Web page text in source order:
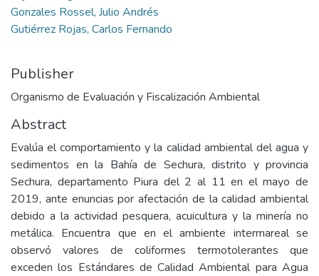
Gonzales Rossel, Julio Andrés
Gutiérrez Rojas, Carlos Fernando
Publisher
Organismo de Evaluación y Fiscalización Ambiental
Abstract
Evalúa el comportamiento y la calidad ambiental del agua y
sedimentos en la Bahía de Sechura, distrito y provincia
Sechura, departamento Piura del 2 al 11 en el mayo de
2019, ante enuncias por afectación de la calidad ambiental
debido a la actividad pesquera, acuicultura y la minería no
metálica. Encuentra que en el ambiente intermareal se
observó valores de coliformes termotolerantes que
exceden los Estándares de Calidad Ambiental para Agua